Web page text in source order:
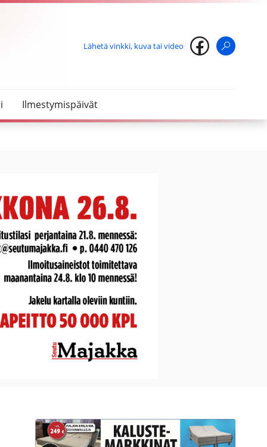
Lähetä vinkki, kuva tai video
Ilmestymispäivät